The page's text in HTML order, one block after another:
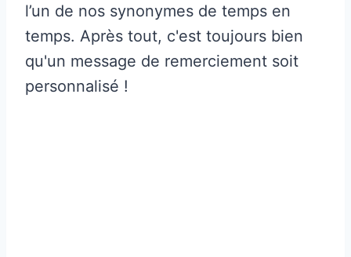
l’un de nos synonymes de temps en
temps. Après tout, c'est toujours bien
qu'un message de remerciement soit
personnalisé !